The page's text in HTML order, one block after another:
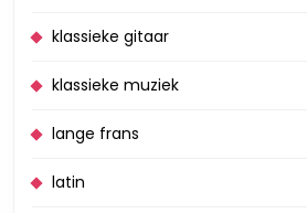
klassieke gitaar
klassieke muziek
lange frans
latin